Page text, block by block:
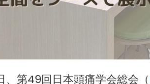
、第49回日本頭痛学会総会（